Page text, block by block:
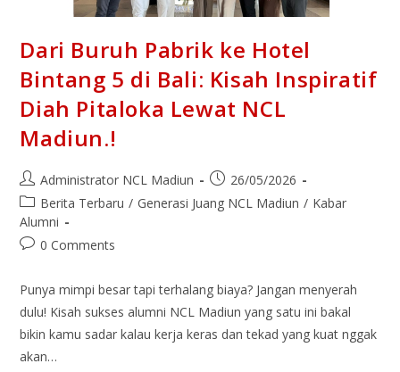
Dari Buruh Pabrik ke Hotel
Bintang 5 di Bali: Kisah Inspiratif
Diah Pitaloka Lewat NCL
Madiun.!
Administrator NCL Madiun
26/05/2026
Berita Terbaru / Generasi Juang NCL Madiun / Kabar
Alumni
0 Comments
Punya mimpi besar tapi terhalang biaya? Jangan menyerah
dulu! Kisah sukses alumni NCL Madiun yang satu ini bakal
bikin kamu sadar kalau kerja keras dan tekad yang kuat nggak
akan…